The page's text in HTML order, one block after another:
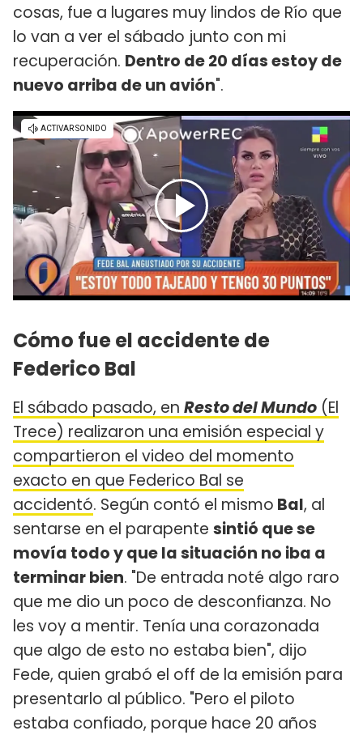
cosas, fue a lugares muy lindos de Río que
lo van a ver el sábado junto con mi
recuperación. Dentro de 20 días estoy de
nuevo arriba de un avión".
Cómo fue el accidente de
Federico Bal
El sábado pasado, en Resto del Mundo (El
Trece) realizaron una emisión especial y
compartieron el video del momento
exacto en que Federico Bal se
accidentó. Según contó el mismo Bal, al
sentarse en el parapente sintió que se
movía todo y que la situación no iba a
terminar bien. "De entrada noté algo raro
que me dio un poco de desconfianza. No
les voy a mentir. Tenía una corazonada
que algo de esto no estaba bien", dijo
Fede, quien grabó el off de la emisión para
presentarlo al público. "Pero el piloto
estaba confiado, porque hace 20 años